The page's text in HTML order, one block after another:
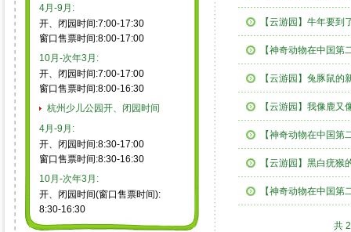
4月-9月:
开、闭园时间:7:00-17:30
窗口售票时间:8:00-17:00
10月-次年3月:
开、闭园时间:7:00-17:00
窗口售票时间:8:00-16:30
杭州少儿公园开、闭园时间
4月-9月:
开、闭园时间:8:30-17:00
窗口售票时间:8:30-16:30
10月-次年3月:
开、闭园时间(窗口售票时间):
8:30-16:30
【云游园】牛年要
【神奇动物在中国第
【云游园】兔豚鼠
【云游园】我像鹿又
【神奇动物在中国第
【云游园】黑白疣猴
【神奇动物在中国第
共